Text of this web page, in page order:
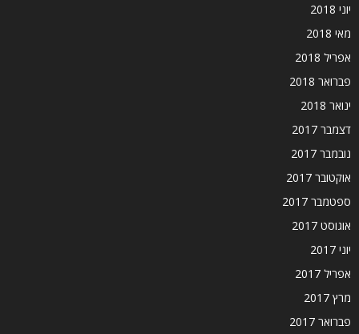
יוני 2018
מאי 2018
אפריל 2018
פברואר 2018
ינואר 2018
דצמבר 2017
נובמבר 2017
אוקטובר 2017
ספטמבר 2017
אוגוסט 2017
יוני 2017
אפריל 2017
מרץ 2017
פברואר 2017